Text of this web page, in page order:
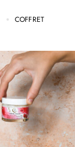
COFFRET